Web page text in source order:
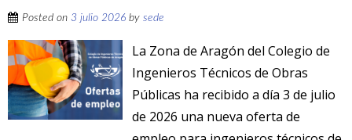
Posted on 3 julio 2026 by sede
La Zona de Aragón del Colegio de
Ingenieros Técnicos de Obras
Públicas ha recibido a día 3 de julio
de 2026 una nueva oferta de